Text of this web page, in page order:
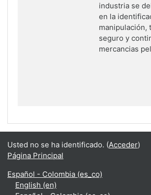
industria se
en la
manipulación,
seguro y
mercancias
Usted no se ha identificado. (Acceder)
Página Principal
Español - Colombia ‎(es_co)‎
English ‎(en)‎